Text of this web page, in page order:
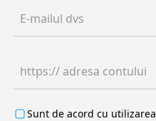
E-mailul dvs
https:// adresa contului
Sunt de acord cu utilizarea